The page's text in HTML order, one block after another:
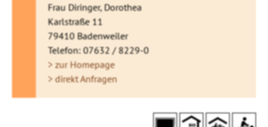
Frau Diringer, Dorothea
Karlstraße 11
79410 Badenweiler
Telefon: 07632 / 8229-0
> zur Homepage
> direkt Anfragen